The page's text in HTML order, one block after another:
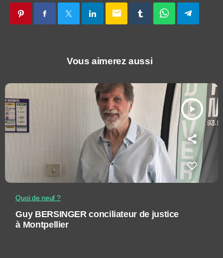
email
Vous aimerez aussi
play_arrow
Quoi de neuf ?
Guy BERSINGER conciliateur de justice
à Montpellier